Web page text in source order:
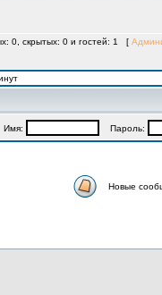
0, скрытых: 0 и гостей: 1 [
Имя: Пароль:
Новые